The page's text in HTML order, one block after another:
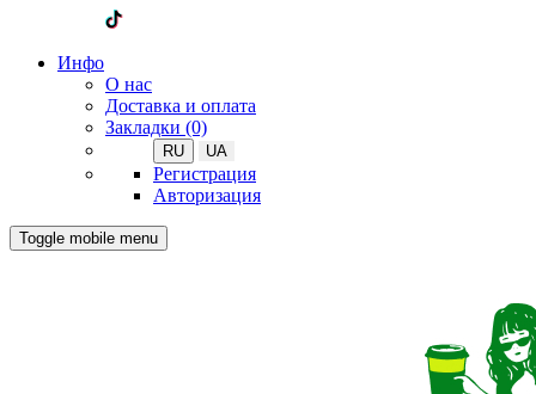
Инфо
О нас
Доставка и оплата
Закладки (0)
RU UA
Регистрация
Авторизация
Toggle mobile menu